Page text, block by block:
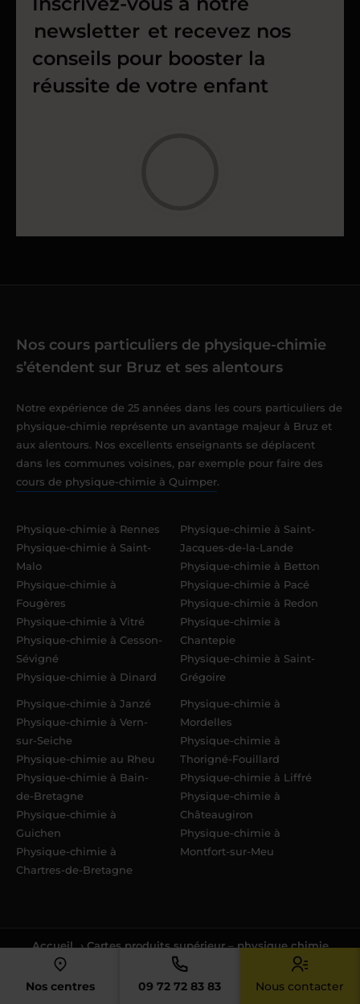
Nos centres 09 72 72 83 83 Nous contacter
newsletter et recevez nos
conseils pour booster la
réussite de votre enfant
Nos cours particuliers de physique-chimie
s’étendent sur Bruz et ses alentours
Notre expérience de 25 années dans les cours particuliers de
physique-chimie représente un avantage majeur à Bruz et
aux alentours. Nos excellents enseignants se déplacent
dans les communes voisines, par exemple pour faire des
cours de physique-chimie à Quimper.
Physique-chimie à Rennes
Physique-chimie à Saint-
Malo
Physique-chimie à
Fougères
Physique-chimie à Vitré
Physique-chimie à Cesson-
Sévigné
Physique-chimie à Dinard
Physique-chimie à Saint-
Jacques-de-la-Lande
Physique-chimie à Betton
Physique-chimie à Pacé
Physique-chimie à Redon
Physique-chimie à
Chantepie
Physique-chimie à Saint-
Grégoire
Physique-chimie à Janzé
Physique-chimie à Vern-
sur-Seiche
Physique-chimie au Rheu
Physique-chimie à Bain-
de-Bretagne
Physique-chimie à
Guichen
Physique-chimie à
Chartres-de-Bretagne
Physique-chimie à
Mordelles
Physique-chimie à
Thorigné-Fouillard
Physique-chimie à Liffré
Physique-chimie à
Châteaugiron
Physique-chimie à
Montfort-sur-Meu
Accueil › Cartes produits supérieur – physique chimie